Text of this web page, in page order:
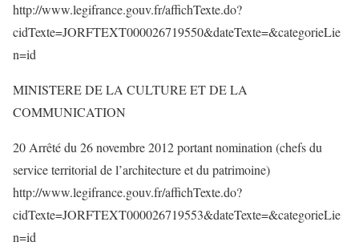
http://www.legifrance.gouv.fr/affichTexte.do?
cidTexte=JORFTEXT000026719550&dateTexte=&categorieLie
n=id
MINISTERE DE LA CULTURE ET DE LA
COMMUNICATION
20 Arrêté du 26 novembre 2012 portant nomination (chefs du
service territorial de l’architecture et du patrimoine)
http://www.legifrance.gouv.fr/affichTexte.do?
cidTexte=JORFTEXT000026719553&dateTexte=&categorieLie
n=id